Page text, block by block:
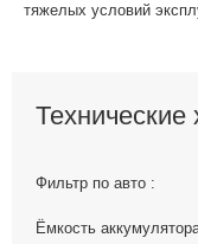
тяжелых условий
Технические
Фильтр по авто :
Ёмкость